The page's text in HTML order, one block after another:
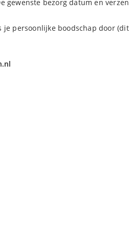
bezorg datum en
persoonlijke boodschap door